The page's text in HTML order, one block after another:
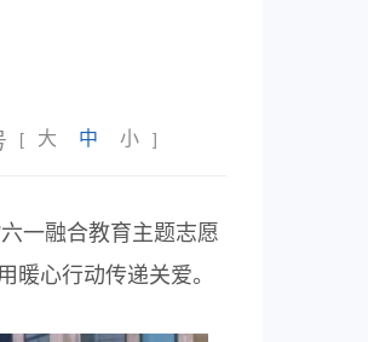
[ 大 中 小 ]
一融合教育主题志愿
心行动传递关爱。